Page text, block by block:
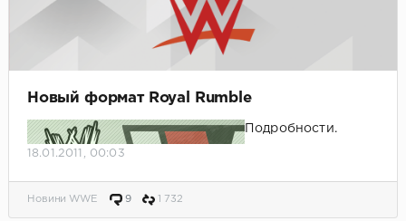
Новый формат Royal Rumble
Подробности.
18.01.2011, 00:03
Новини WWE 9 1 732